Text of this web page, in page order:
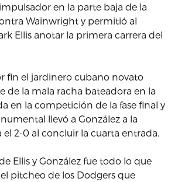
en la parte baja de la
Wainwright y permitió al
Ellis anotar la primera carrera del
fin el jardinero cubano novato
de la mala racha bateadora en la
en la competición de la fase final y
llevó a González a la
el 2-0 al concluir la cuarta entrada.
Ellis y González fue todo lo que
pitcheo de los Dodgers que